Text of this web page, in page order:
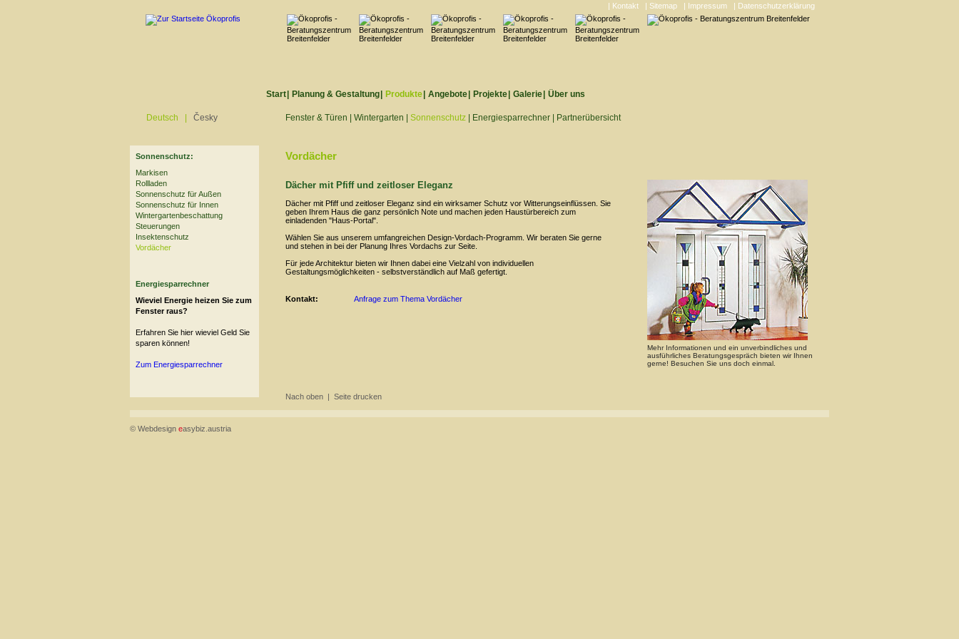
| Kontakt | Sitemap | Impressum | Datenschutzerklärung
Start Planung & Gestaltung Produkte Angebote Projekte Galerie Über uns
Deutsch Česky Fenster & Türen Wintergarten Sonnenschutz Energiesparrechner Partnerübersicht
Sonnenschutz:
Markisen
Rollladen
Sonnenschutz für Außen
Sonnenschutz für Innen
Wintergartenbeschattung
Steuerungen
Insektenschutz
Vordächer
Energiesparrechner
Wieviel Energie heizen Sie zum
Fenster raus?
Erfahren Sie hier wieviel Geld Sie
sparen können!
Zum Energiesparrechner
Vordächer
Dächer mit Pfiff und zeitloser Eleganz
Dächer mit Pfiff und zeitloser Eleganz sind ein wirksamer Schutz vor Witterungseinflüssen. Sie
geben Ihrem Haus die ganz persönlich Note und machen jeden Haustürbereich zum
einladenden "Haus-Portal".
Wählen Sie aus unserem umfangreichen Design-Vordach-Programm. Wir beraten Sie gerne
und stehen in bei der Planung Ihres Vordachs zur Seite.
Für jede Architektur bieten wir Ihnen dabei eine Vielzahl von individuellen
Gestaltungsmöglichkeiten - selbstverständlich auf Maß gefertigt.
Kontakt: Anfrage zum Thema Vordächer
Mehr Informationen und ein unverbindliches und
ausführliches Beratungsgespräch bieten wir Ihnen
gerne! Besuchen Sie uns doch einmal.
Nach oben | Seite drucken
© Webdesign easybiz.austria